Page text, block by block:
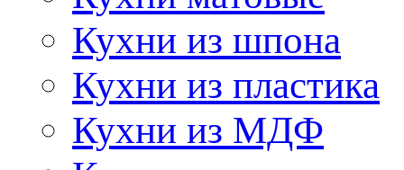
Кухни из шпона
Кухни из пластика
Кухни из МДФ